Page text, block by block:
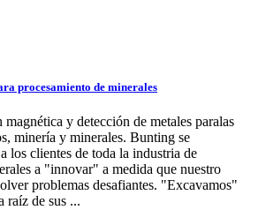
procesamiento de minerales
y detección de metales paralas
minería y minerales. Bunting se
los clientes de toda la industria de
a "innovar" a medida que nuestro
problemas desafiantes. "Excavamos"
raíz de sus ...